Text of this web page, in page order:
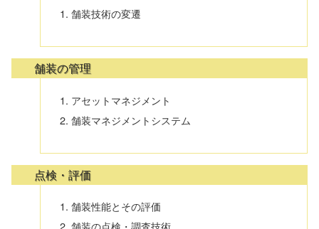
舗装技術の変遷
舗装の管理
アセットマネジメント
舗装マネジメントシステム
点検・評価
舗装性能とその評価
舗装の点検・調査技術